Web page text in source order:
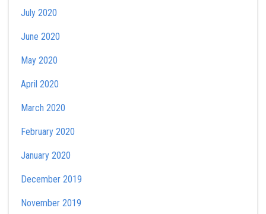
July 2020
June 2020
May 2020
April 2020
March 2020
February 2020
January 2020
December 2019
November 2019